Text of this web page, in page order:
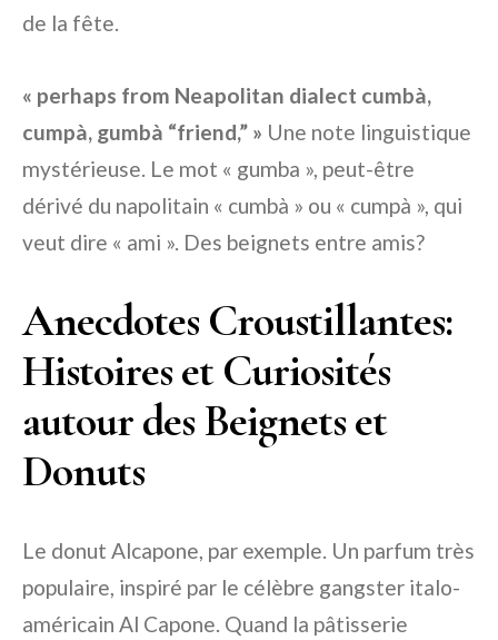
de la fête.
« perhaps from Neapolitan dialect cumbà,
cumpà, gumbà “friend,” » Une note linguistique
mystérieuse. Le mot « gumba », peut-être
dérivé du napolitain « cumbà » ou « cumpà », qui
veut dire « ami ». Des beignets entre amis?
Anecdotes Croustillantes:
Histoires et Curiosités
autour des Beignets et
Donuts
Le donut Alcapone, par exemple. Un parfum très
populaire, inspiré par le célèbre gangster italo-
américain Al Capone. Quand la pâtisserie